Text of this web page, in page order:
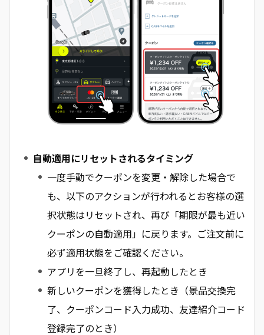
自動適用にリセットされるタイミング
一度手動でクーポンを変更・解除した場合で
も、以下のアクションが行われるとお客様の選
択状態はリセットされ、再び「期限が最も近い
クーポンの自動適用」に戻ります。ご注文前に
必ず適用状態をご確認ください。
アプリを一旦終了し、再起動したとき
新しいクーポンを獲得したとき（景品交換完
了、クーポンコード入力成功、友達紹介コード
登録完了のとき）